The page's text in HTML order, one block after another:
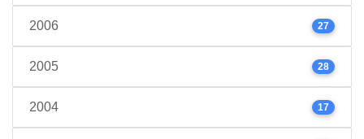
2006 27
2005 28
2004 17